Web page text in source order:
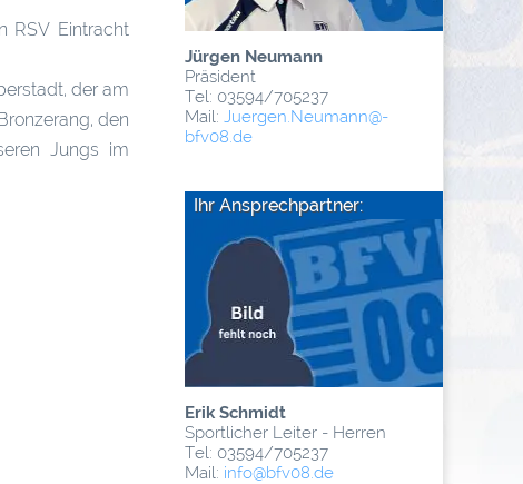
Jürgen Neumann
Präsident
Tel: 03594/705237
Mail: Juergen.Neumann@­
bfv08.de
Ihr Ansprechpartner:
Erik Schmidt
Sportlicher Leiter - Herren
Tel: 03594/705237
Mail: info@­bfv08.de
RSV Eintracht
der am
den
Jungs im